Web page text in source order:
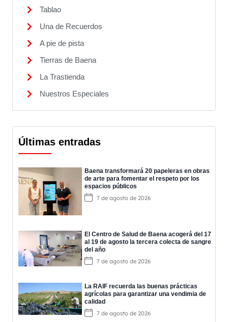
Tablao
Una de Recuerdos
A pie de pista
Tierras de Baena
La Trastienda
Nuestros Especiales
Últimas entradas
Baena transformará 20 papeleras en obras
de arte para fomentar el respeto por los
espacios públicos
7 de agosto de 2026
El Centro de Salud de Baena acogerá del 17
al 19 de agosto la tercera colecta de sangre
del año
7 de agosto de 2026
La RAIF recuerda las buenas prácticas
agrícolas para garantizar una vendimia de
calidad
7 de agosto de 2026